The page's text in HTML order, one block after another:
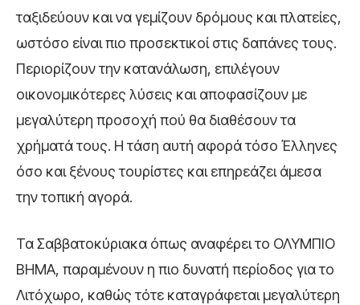
ταξιδεύουν και να γεμίζουν δρόμους και πλατείες,
ωστόσο είναι πιο προσεκτικοί στις δαπάνες τους.
Περιορίζουν την κατανάλωση, επιλέγουν
οικονομικότερες λύσεις και αποφασίζουν με
μεγαλύτερη προσοχή πού θα διαθέσουν τα
χρήματά τους. Η τάση αυτή αφορά τόσο Έλληνες
όσο και ξένους τουρίστες και επηρεάζει άμεσα
την τοπική αγορά.
Τα Σαββατοκύριακα όπως αναφέρει το ΟΛΥΜΠΙΟ
ΒΗΜΑ, παραμένουν η πιο δυνατή περίοδος για το
Λιτόχωρο, καθώς τότε καταγράφεται μεγαλύτερη